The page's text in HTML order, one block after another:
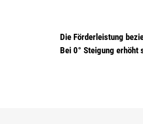
Die Förderleistung
Bei 0° Steigung